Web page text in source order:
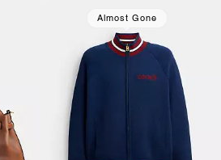
Almost Gone